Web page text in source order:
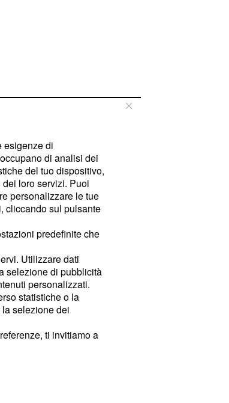
esigenze di
di analisi dei
del tuo dispositivo,
loro servizi. Puoi
personalizzare le tue
cliccando sul pulsante
predefinite che
Utilizzare dati
selezione di pubblicità
personalizzati.
statistiche o la
selezione dei
ti invitiamo a